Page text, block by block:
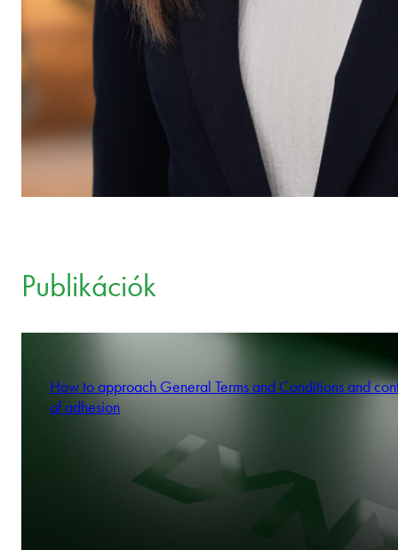
Publikációk
How to approach General Terms and Conditions and
of adhesion